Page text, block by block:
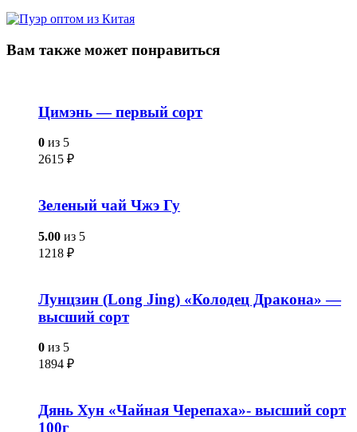
Вам также может понравиться
Цимэнь — первый сорт
0 из 5
2615 ₽
Зеленый чай Чжэ Гу
5.00 из 5
1218 ₽
Лунцзин (Long Jing) «Колодец Дракона» —
высший сорт
0 из 5
1894 ₽
Дянь Хун «Чайная Черепаха»- высший сорт
100г